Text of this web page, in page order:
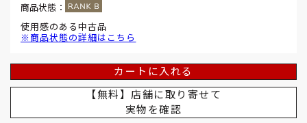
商品状態：
使用感のある中古品
※商品状態の詳細はこちら
カートに入れる
【無料】店舗に取り寄せて
実物を確認